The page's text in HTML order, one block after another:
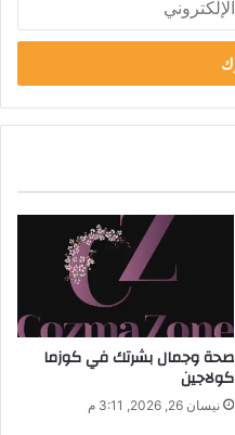
صحة وجمال بشرتك في كوزما
كولاجين
نيسان 26, 2026, 3:11 م